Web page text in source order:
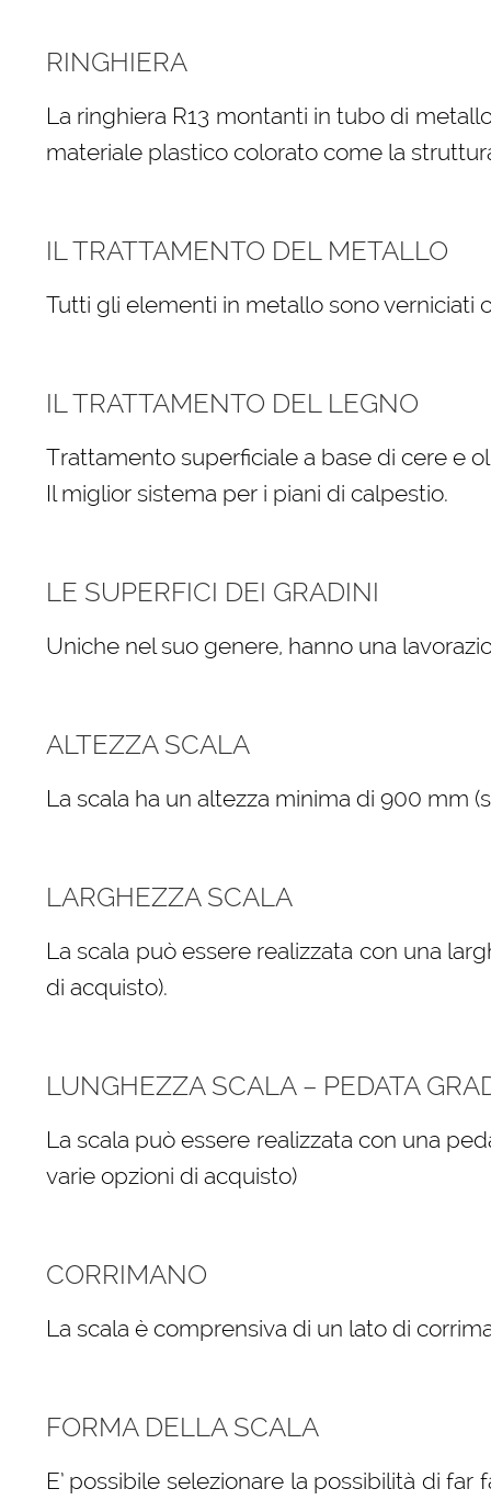
RINGHIERA
La ringhiera R13 montanti in tubo di
materiale plastico colorato come la
IL TRATTAMENTO DEL METALLO
Tutti gli elementi in metallo sono verniciati
IL TRATTAMENTO DEL LEGNO
Trattamento superficiale a base di cere e
Il miglior sistema per i piani di calpestio.
LE SUPERFICI DEI GRADINI
Uniche nel suo genere, hanno una
ALTEZZA SCALA
La scala ha un altezza minima di 900 mm
LARGHEZZA SCALA
La scala può essere realizzata con una
di acquisto).
LUNGHEZZA SCALA – PEDATA
La scala può essere realizzata con una
varie opzioni di acquisto)
CORRIMANO
La scala è comprensiva di un lato di
FORMA DELLA SCALA
E’ possibile selezionare la possibilità di